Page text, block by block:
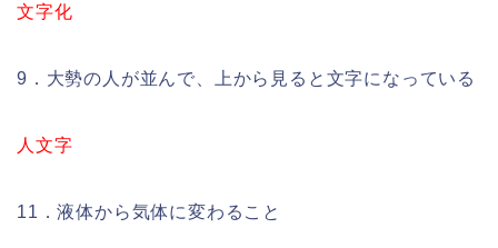
文字化
9．大勢の人が並んで、上から見ると文字になっている
人文字
11．液体から気体に変わること